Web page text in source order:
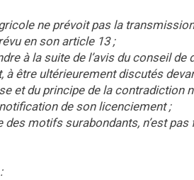
ne prévoit pas la
en son article 13 ;
à la suite de l’avis du conseil de
être ultérieurement discutés
et du principe de la contradiction
de son licenciement ;
motifs surabondants, n’est pas